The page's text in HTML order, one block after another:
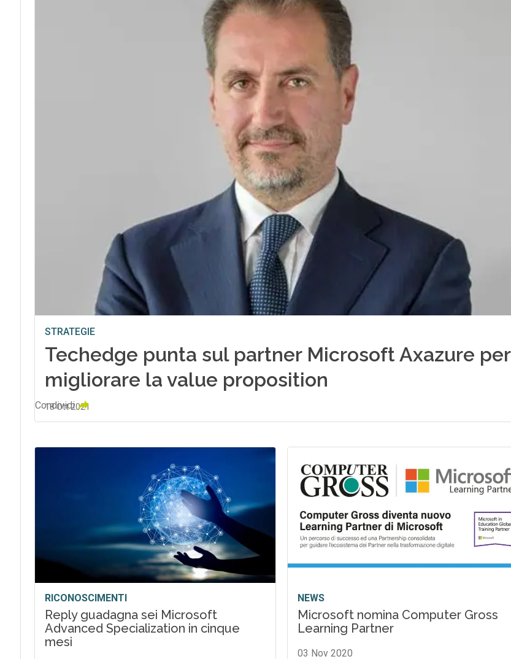
STRATEGIE
Techedge punta sul partner Microsoft Axazure per
migliorare la value proposition
18 Ott 2021
Condividi
RICONOSCIMENTI
Reply guadagna sei Microsoft
Advanced Specialization in cinque
mesi
NEWS
Microsoft nomina Computer Gross
Learning Partner
03 Nov 2020